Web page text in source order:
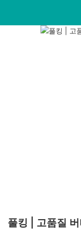
풀킹 | 고품질